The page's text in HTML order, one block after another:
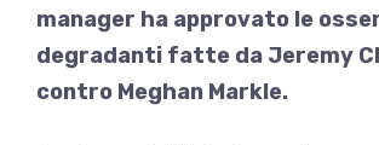
manager ha approvato le
degradanti fatte da Jeremy
contro Meghan Markle.